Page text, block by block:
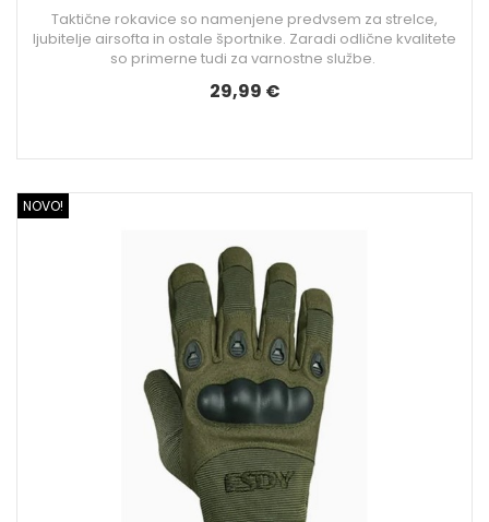
Taktične rokavice so namenjene predvsem za strelce,
ljubitelje airsofta in ostale športnike. Zaradi odlične kvalitete
so primerne tudi za varnostne službe.
29,99 €
NOVO!